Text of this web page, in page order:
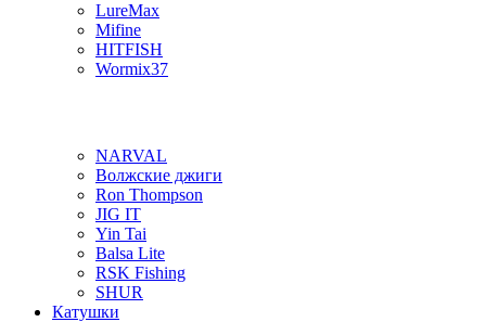
LureMax
Mifine
HITFISH
Wormix37
NARVAL
Волжские джиги
Ron Thompson
JIG IT
Yin Tai
Balsa Lite
RSK Fishing
SHUR
Катушки